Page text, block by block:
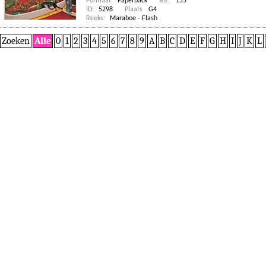
ID:
5298 Plaats
G4
Reeks:
Maraboe - Flash
Zoeken Alle 0 1 2 3 4 5 6 7 8 9 A B C D E F G H I J K L